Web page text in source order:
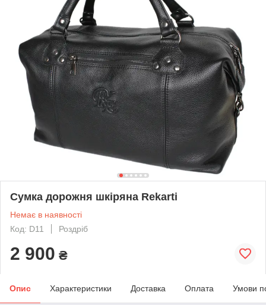
Сумка дорожня шкіряна Rekarti
Немає в наявності
Код: D11
Роздріб
2 900 ₴
Опис Характеристики Доставка Оплата Умови